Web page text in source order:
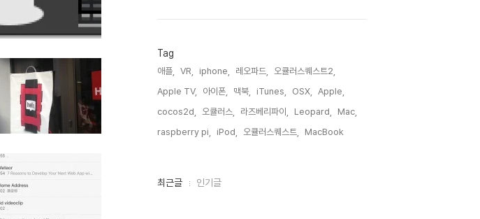
Tag
애플, VR, iphone, 레오파드,
오큘러스퀘스트2,
Apple TV,
아이폰, 맥북, iTunes, OSX,
Apple,
cocos2d,
오큘러스, 라즈베리파이, Leopard,
Mac,
raspberry pi,
iPod, 오큘러스퀘스트, MacBook,
최
최근글 인기글